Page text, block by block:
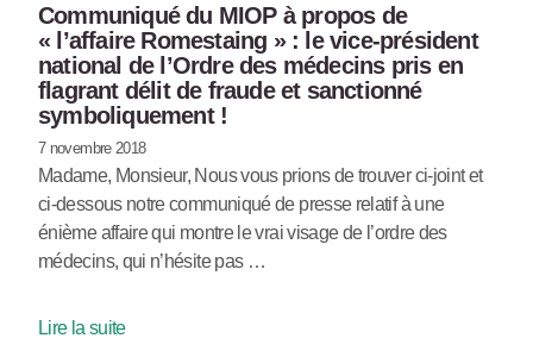
Communiqué du MIOP à propos de
« l’affaire Romestaing » : le vice-président
national de l’Ordre des médecins pris en
flagrant délit de fraude et sanctionné
symboliquement !
7 novembre 2018
Madame, Monsieur, Nous vous prions de trouver ci-joint et
ci-dessous notre communiqué de presse relatif à une
énième affaire qui montre le vrai visage de l’ordre des
médecins, qui n’hésite pas …
Lire la suite